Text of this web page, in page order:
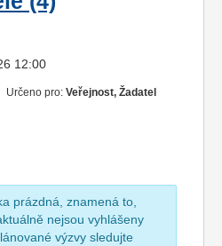
12:00
Určeno pro: Veřejnost, Žadatel
prázdná, znamená to,
nejsou vyhlášeny
výzvy sledujte